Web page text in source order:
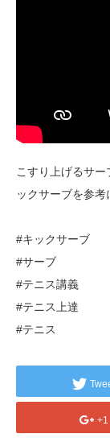
こすり上げるサ
ックサーブを参
#キックサーブ
#サーブ
#テニス講義
#テニス上達
#テニス
+1